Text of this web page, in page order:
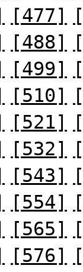
[477]
[488]
[499]
[510]
[521]
[532]
[543]
[554]
[565]
[576]